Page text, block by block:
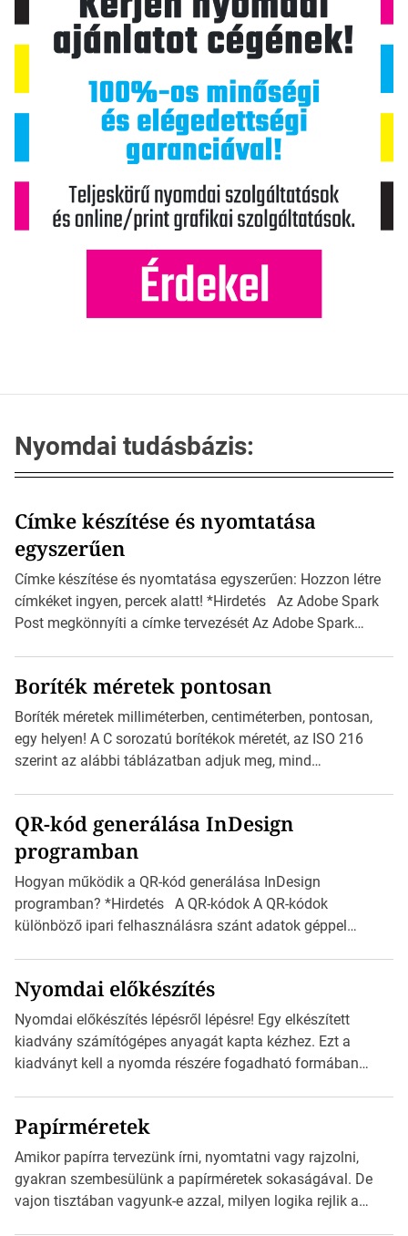
Nyomdai tudásbázis:
Címke készítése és nyomtatása
egyszerűen
Címke készítése és nyomtatása egyszerűen: Hozzon létre
címkéket ingyen, percek alatt! *Hirdetés Az Adobe Spark
Post megkönnyíti a címke tervezését Az Adobe Spark
igazán foroghatnak a kreatív fogaskerekek, miközben
zajlik a saját címke készítése. Hogyan készítsünk címkét?
Válasszon méretet és alakot: Válassza ki a kívánt címke
méretét. Akár néhány […]
Boríték méretek pontosan
Boríték méretek milliméterben, centiméterben, pontosan,
egy helyen! A C sorozatú borítékok méretét, az ISO 216
szerint az alábbi táblázatban adjuk meg, mind
mutatja az A4-es papírlaphoz viszonyítva. Az amerikai és
észak-amerikai boríték méretére az ISO 216 nem
vonatkozik. Boríték méretének táblázata C0-tól […]
QR-kód generálása InDesign
programban
Hogyan működik a QR-kód generálása InDesign
programban? *Hirdetés A QR-kódok A QR-kódok
különböző ipari felhasználásra szánt adatok géppel
okostelefonjára telepíthet egy QR-kód-leolvasó
alkalmazást, ami leolvasni és dekódolni képes az URL-
információt és átirányítja a telefon böngészőjét a cég
weblapjára. A QR-kód beolvasása után a felhasználó
Nyomdai előkészítés
Nyomdai előkészítés lépésről lépésre! Egy elkészített
kiadvány számítógépes anyagát kapta kézhez. Ezt a
kiadványt kell a nyomda részére fogadható formában
Illustratorban készült vektorgrafika. *Hirdetés Minden
esetben konzultáljunk a nyomdával, mielőtt elkezdjük a
nyomdai előkészítést!Nehogy az elkészült munka után
derüljön ki, hogy valamit másképp kellett volna csinálni! […]
Papírméretek
Amikor papírra tervezünk írni, nyomtatni vagy rajzolni,
gyakran szembesülünk a papírméretek sokaságával. De
vajon tisztában vagyunk-e azzal, milyen logika rejlik a